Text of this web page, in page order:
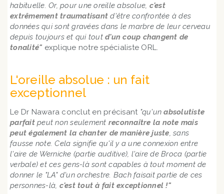
habituelle. Or, pour une oreille absolue, c'est
extrêmement traumatisant d'être confrontée à des
données qui sont gravées dans le marbre de leur cerveau
depuis toujours et qui tout d'un coup changent de
tonalité" explique notre spécialiste ORL.
L'oreille absolue : un fait
exceptionnel
Le Dr Nawara conclut en précisant "qu'unabsolutiste
parfait peut non seulement reconnaître la note mais
peut également la chanter de manière juste, sans
fausse note. Cela signifie qu'il y a une connexion entre
l'aire de Wernicke (partie auditive), l'aire de Broca (partie
verbale) et ces gens-là sont capables à tout moment de
donner le "LA" d'un orchestre. Bach faisait partie de ces
personnes-là, c'est tout à fait exceptionnel !"